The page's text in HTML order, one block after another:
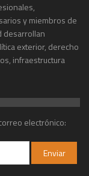
y miembros de
desarrollan
exterior, derecho
infraestructura
electrónico: